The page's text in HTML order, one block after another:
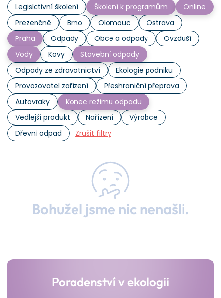
Legislativní školení Školení k programům
Online
Prezenčně
Brno Olomouc
Ostrava
Praha
Odpady Obce a odpady
Ovzduší
Vody
Kovy
Stavební odpady
Odpady ze zdravotnictví
Ekologie podniku
Provozovatel zařízení
Přeshraniční přeprava
Autovraky
Konec režimu odpadu
Vedlejší produkt
Nařízení
Výrobce
Dřevní odpad
Zrušit filtry
Bohužel jsme nic nenašli.
Poradenství v ekologii